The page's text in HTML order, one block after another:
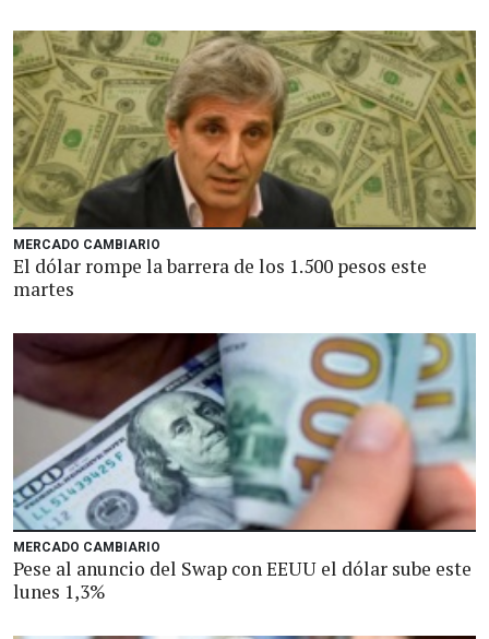
MERCADO CAMBIARIO
El dólar rompe la barrera de los 1.500 pesos este
martes
MERCADO CAMBIARIO
Pese al anuncio del Swap con EEUU el dólar sube este
lunes 1,3%